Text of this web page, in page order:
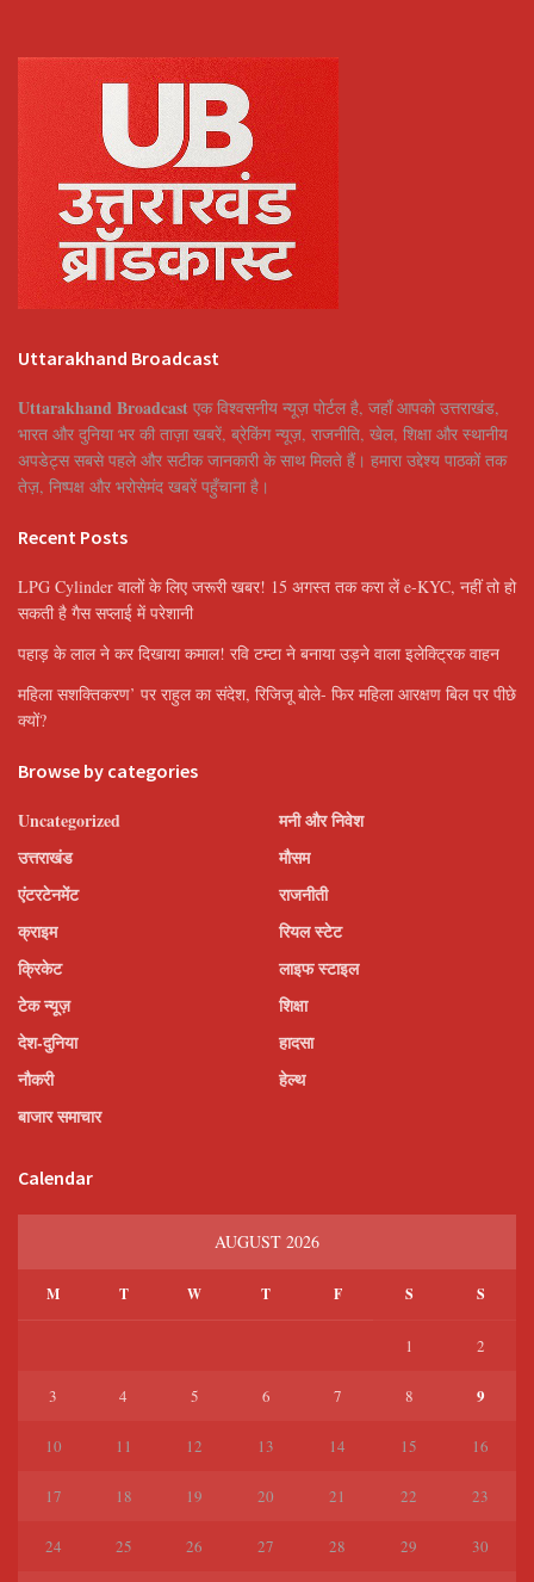
Uttarakhand Broadcast
Uttarakhand Broadcast एक विश्वसनीय न्यूज़ पोर्टल है, जहाँ आपको उत्तराखंड,
भारत और दुनिया भर की ताज़ा खबरें, ब्रेकिंग न्यूज़, राजनीति, खेल, शिक्षा और स्थानीय
अपडेट्स सबसे पहले और सटीक जानकारी के साथ मिलते हैं। हमारा उद्देश्य पाठकों तक
तेज़, निष्पक्ष और भरोसेमंद खबरें पहुँचाना है।
Recent Posts
LPG Cylinder वालों के लिए जरूरी खबर! 15 अगस्त तक करा लें e-KYC, नहीं तो हो
सकती है गैस सप्लाई में परेशानी
पहाड़ के लाल ने कर दिखाया कमाल! रवि टम्टा ने बनाया उड़ने वाला इलेक्ट्रिक वाहन
महिला सशक्तिकरण’ पर राहुल का संदेश, रिजिजू बोले- फिर महिला आरक्षण बिल पर पीछे
क्यों?
Browse by categories
Uncategorized
उत्तराखंड
एंटरटेनमेंट
क्राइम
क्रिकेट
टेक न्यूज़
देश-दुनिया
नौकरी
बाजार समाचार
मनी और निवेश
मौसम
राजनीती
रियल स्टेट
लाइफ स्टाइल
शिक्षा
हादसा
हेल्थ
Calendar
AUGUST 2026
M T W T F S S
1 2
3 4 5 6 7 8 9
10 11 12 13 14 15 16
17 18 19 20 21 22 23
24 25 26 27 28 29 30